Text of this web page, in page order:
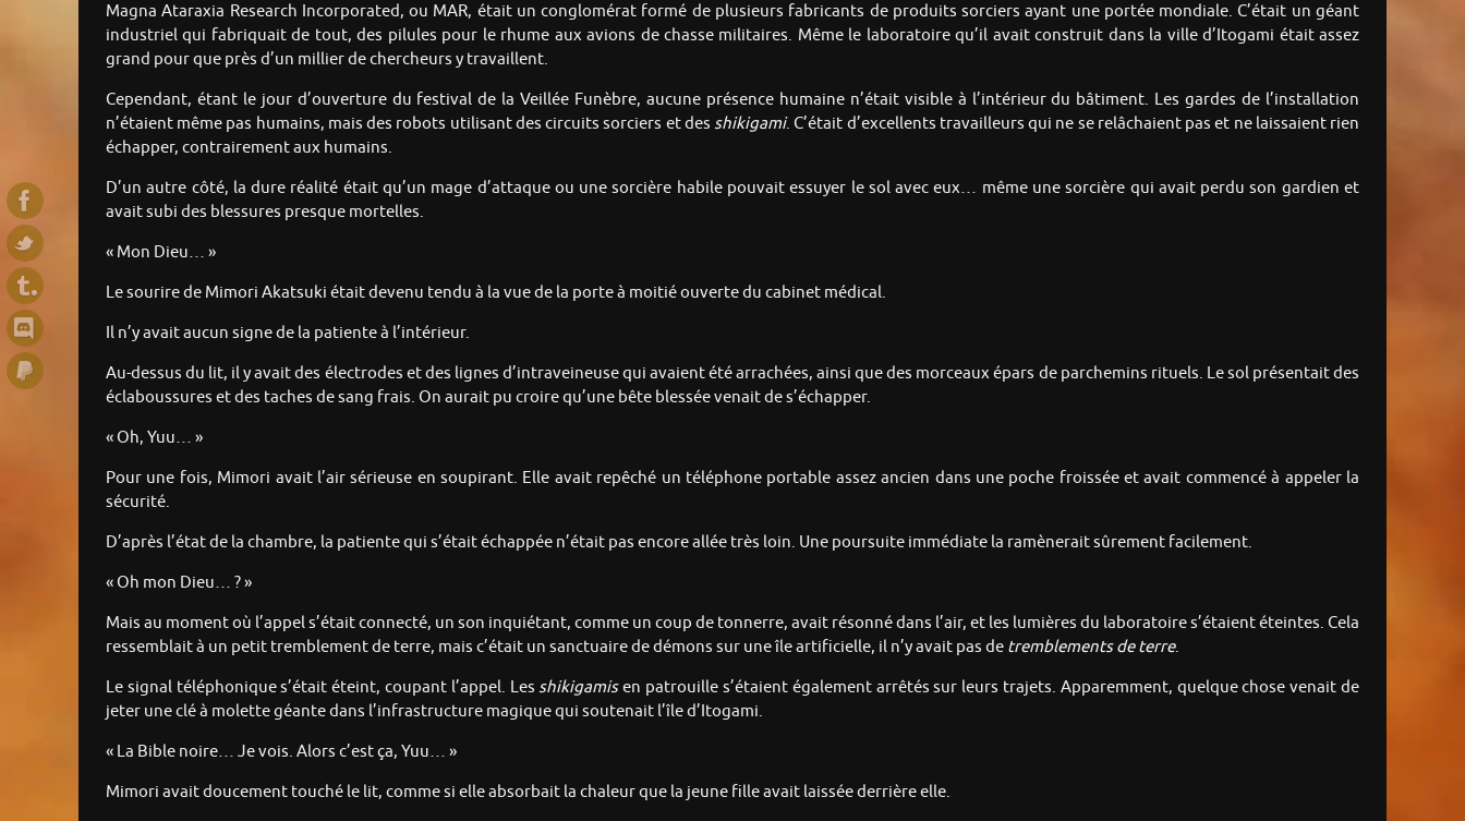
Magna Ataraxia Research Incorporated, ou MAR, était un conglomérat formé de plusieurs fabricants de produits sorciers ayant une portée mondiale. C’était un géant
industriel qui fabriquait de tout, des pilules pour le rhume aux avions de chasse militaires. Même le laboratoire qu’il avait construit dans la ville d’Itogami était assez
grand pour que près d’un millier de chercheurs y travaillent.
Cependant, étant le jour d’ouverture du festival de la Veillée Funèbre, aucune présence humaine n’était visible à l’intérieur du bâtiment. Les gardes de l’installation
n’étaient même pas humains, mais des robots utilisant des circuits sorciers et desshikigami. C’était d’excellents travailleurs qui ne se relâchaient pas et ne laissaient rien
échapper, contrairement aux humains.
D’un autre côté, la dure réalité était qu’un mage d’attaque ou une sorcière habile pouvait essuyer le sol avec eux… même une sorcière qui avait perdu son gardien et
avait subi des blessures presque mortelles.
« Mon Dieu… »
Le sourire de Mimori Akatsuki était devenu tendu à la vue de la porte à moitié ouverte du cabinet médical.
Il n’y avait aucun signe de la patiente à l’intérieur.
Au-dessus du lit, il y avait des électrodes et des lignes d’intraveineuse qui avaient été arrachées, ainsi que des morceaux épars de parchemins rituels. Le sol présentait des
éclaboussures et des taches de sang frais. On aurait pu croire qu’une bête blessée venait de s’échapper.
« Oh, Yuu… »
Pour une fois, Mimori avait l’air sérieuse en soupirant. Elle avait repêché un téléphone portable assez ancien dans une poche froissée et avait commencé à appeler la
sécurité.
D’après l’état de la chambre, la patiente qui s’était échappée n’était pas encore allée très loin. Une poursuite immédiate la ramènerait sûrement facilement.
« Oh mon Dieu… ? »
Mais au moment où l’appel s’était connecté, un son inquiétant, comme un coup de tonnerre, avait résonné dans l’air, et les lumières du laboratoire s’étaient éteintes. Cela
ressemblait à un petit tremblement de terre, mais c’était un sanctuaire de démons sur une île artificielle, il n’y avait pas de tremblements de terre.
Le signal téléphonique s’était éteint, coupant l’appel. Lesshikigamisen patrouille s’étaient également arrêtés sur leurs trajets. Apparemment, quelque chose venait de
jeter une clé à molette géante dans l’infrastructure magique qui soutenait l’île d’Itogami.
« La Bible noire… Je vois. Alors c’est ça, Yuu… »
Mimori avait doucement touché le lit, comme si elle absorbait la chaleur que la jeune fille avait laissée derrière elle.